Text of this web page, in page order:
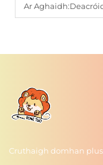
Ar Aghaidh:Deacróidí
Cruthaigh domhan